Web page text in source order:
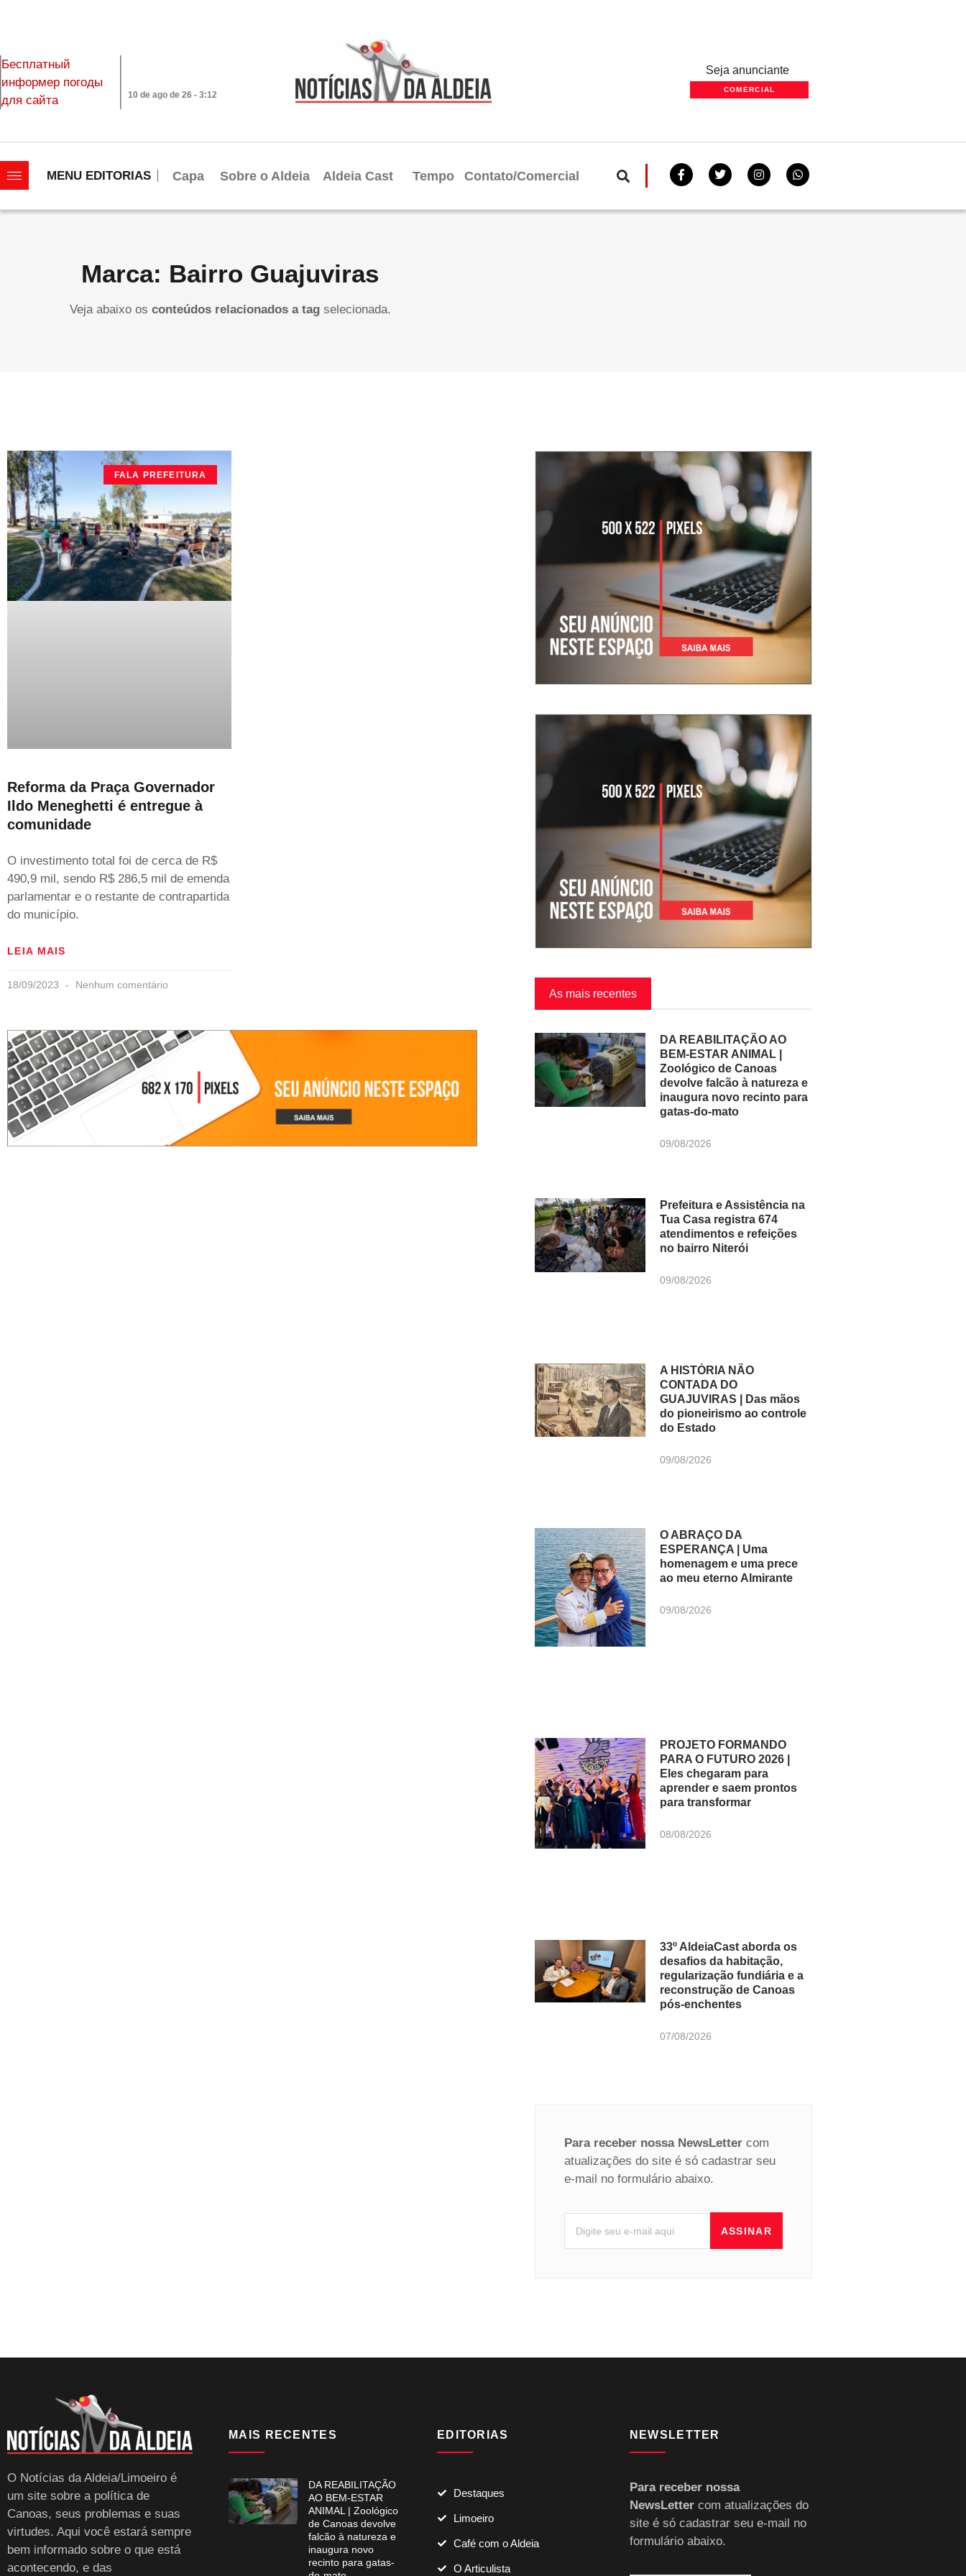
Бесплатный
информер погоды
для сайта
10 de ago de 26 - 3:12
Seja anunciante
COMERCIAL
MENU EDITORIAS Capa Sobre o Aldeia Aldeia Cast Tempo Contato/Comercial
Marca: Bairro Guajuviras
Veja abaixo os conteúdos relacionados a tagselecionada.
FALA PREFEITURA
Reforma da Praça Governador
Ildo Meneghetti é entregue à
comunidade
O investimento total foi de cerca de R$
490,9 mil, sendo R$ 286,5 mil de emenda
parlamentar e o restante de contrapartida
do município.
LEIA MAIS
18/09/2023 Nenhum comentário
As mais recentes
DA REABILITAÇÃO AO
BEM-ESTAR ANIMAL |
Zoológico de Canoas
devolve falcão à natureza e
inaugura novo recinto para
gatas-do-mato
09/08/2026
Prefeitura e Assistência na
Tua Casa registra 674
atendimentos e refeições
no bairro Niterói
09/08/2026
A HISTÓRIA NÃO
CONTADA DO
GUAJUVIRAS | Das mãos
do pioneirismo ao controle
do Estado
09/08/2026
O ABRAÇO DA
ESPERANÇA | Uma
homenagem e uma prece
ao meu eterno Almirante
09/08/2026
PROJETO FORMANDO
PARA O FUTURO 2026 |
Eles chegaram para
aprender e saem prontos
para transformar
08/08/2026
33º AldeiaCast aborda os
desafios da habitação,
regularização fundiária e a
reconstrução de Canoas
pós-enchentes
07/08/2026
Para receber nossa NewsLetter com
atualizações do site é só cadastrar seu
e-mail no formulário abaixo.
ASSINAR
O Notícias da Aldeia/Limoeiro é
um site sobre a política de
Canoas, seus problemas e suas
virtudes. Aqui você estará sempre
bem informado sobre o que está
acontecendo, e das
MAIS RECENTES
DA REABILITAÇÃO
AO BEM-ESTAR
ANIMAL | Zoológico
de Canoas devolve
falcão à natureza e
inaugura novo
recinto para gatas-
EDITORIAS
Destaques
Limoeiro
Café com o Aldeia
O Articulista
NEWSLETTER
Para receber nossa
NewsLettercom atualizações do
site é só cadastrar seu e-mail no
formulário abaixo.